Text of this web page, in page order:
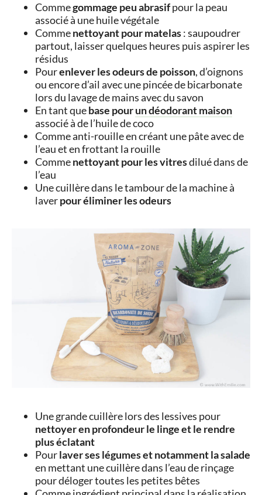
Commegommage peu abrasifpour la peau
associé à une huile végétale
Commenettoyant pour matelas: saupoudrer
partout, laisser quelques heures puis aspirer les
résidus
Pourenlever les odeurs de poisson, d’oignons
ou encore d’ail avec une pincée de bicarbonate
lors du lavage de mains avec du savon
En tant quebase pourun déodorant maison
associé à de l’huile de coco
Comme anti-rouille en créant une pâte avec de
l’eau et en frottant la rouille
Commenettoyant pour les vitresdilué dans de
l’eau
Une cuillère dans le tambour de la machine à
laverpour éliminer les odeurs
Une grande cuillère lors des lessives pour
nettoyer en profondeur le linge et le rendre
plus éclatant
Pourlaver ses légumes et notamment la salade
en mettant une cuillère dans l’eau de rinçage
pour déloger toutes les petites bêtes